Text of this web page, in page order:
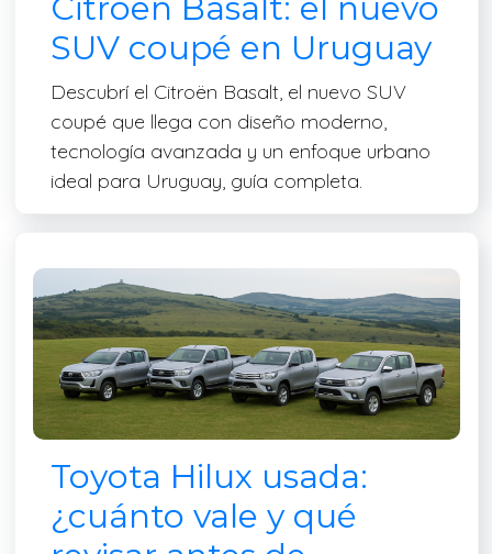
Citroën Basalt: el nuevo
SUV coupé en Uruguay
Descubrí el Citroën Basalt, el nuevo SUV
coupé que llega con diseño moderno,
tecnología avanzada y un enfoque urbano
ideal para Uruguay, guía completa.
Toyota Hilux usada:
¿cuánto vale y qué